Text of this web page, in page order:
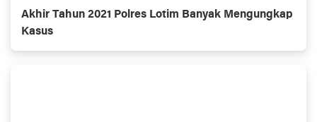
Akhir Tahun 2021 Polres Lotim Banyak Mengungkap
Kasus